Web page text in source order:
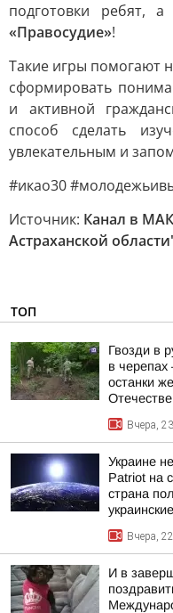
подготовки ребят,
«Правосудие»!
Такие игры помогают
сформировать
и активной
способ сделать
увлекательным и
#икао30
Источник: Канал в
Астраханской
ТОП
Гвозди в
в
останки
Вчера,
Украине
Patriot на
страна
Вчера,
И в